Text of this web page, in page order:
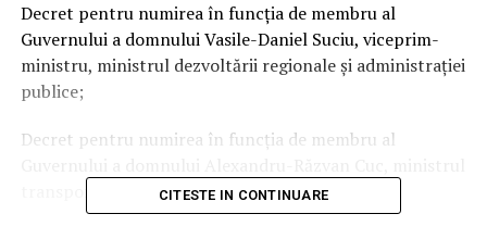
Decret pentru numirea în funcţia de membru al
Guvernului a domnului Vasile-Daniel Suciu, viceprim-
ministru, ministrul dezvoltării regionale şi administraţiei
publice;
Decret pentru numirea în funcţia de membru al
CITESTE IN CONTINUARE